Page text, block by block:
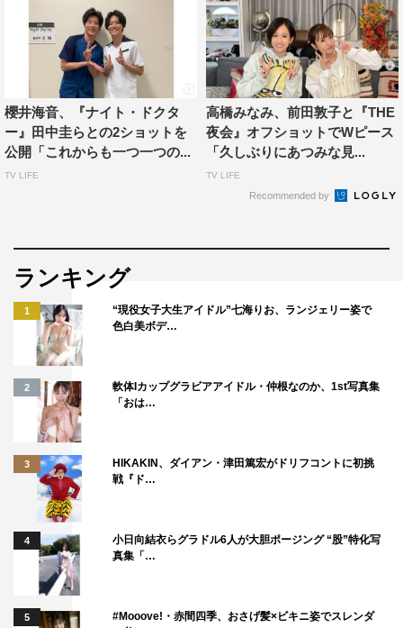
櫻井海音、『ナイト・ドクタ
ー』田中圭らとの2ショットを
公開「これからも一つ一つの...
TV LIFE
高橋みなみ、前田敦子と『THE
夜会』オフショットでWピース
「久しぶりにあつみな見...
TV LIFE
Recommended by
ランキング
1
“現役女子大生アイドル”七海りお、ランジェリー姿で
色白美ボデ…
2
軟体Iカップグラビアアイドル・仲根なのか、1st写真集
「おは…
3
HIKAKIN、ダイアン・津田篤宏がドリフコントに初挑
戦『ド…
4
小日向結衣らグラドル6人が大胆ポージング “股”特化写
真集「…
5
#Mooove!・赤間四季、おさげ髪×ビキニ姿でスレンダ